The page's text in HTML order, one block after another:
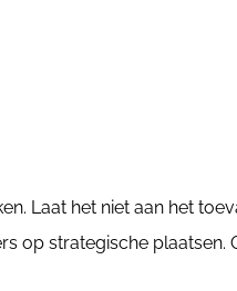
Laat het niet aan het
op strategische